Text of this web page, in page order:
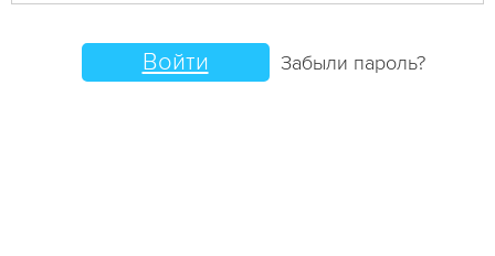
Забыли пароль?